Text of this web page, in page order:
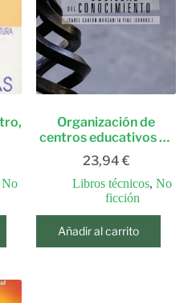
No
Organización de
centros educativos en
la sociedad del
conocimiento
23,94 €
Libros técnicos, No
ficción
Añadir al carrito